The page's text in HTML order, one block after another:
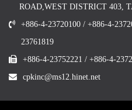
ROAD,WEST DISTRICT 403,
+886-4-23720100 / +886-4-
23761819
+886-4-23752221 / +886-4-
cpkinc@ms12.hinet.net